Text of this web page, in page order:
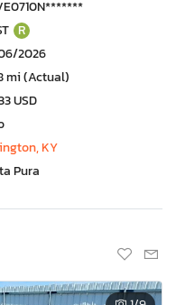
R
2026
mi (Actual)
USD
KY
Pura